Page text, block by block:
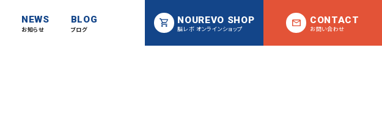
NEWS
お知らせ
BLOG
ブログ
NOUREVO SHOP
脳レボ オンラインショップ
CONTACT
お問い合わせ